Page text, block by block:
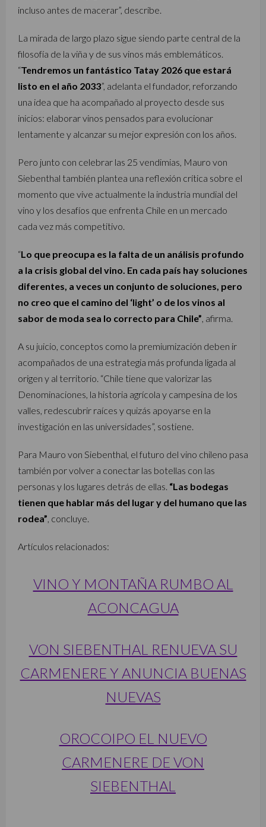
incluso antes de macerar”, describe.
La mirada de largo plazo sigue siendo parte central de la
filosofía de la viña y de sus vinos más emblemáticos.
“Tendremos un fantástico Tatay 2026 que estará
listo en el año 2033”, adelanta el fundador, reforzando
una idea que ha acompañado al proyecto desde sus
inicios: elaborar vinos pensados para evolucionar
lentamente y alcanzar su mejor expresión con los años.
Pero junto con celebrar las 25 vendimias, Mauro von
Siebenthal también plantea una reflexión crítica sobre el
momento que vive actualmente la industria mundial del
vino y los desafíos que enfrenta Chile en un mercado
cada vez más competitivo.
“Lo que preocupa es la falta de un análisis profundo
a la crisis global del vino. En cada país hay soluciones
diferentes, a veces un conjunto de soluciones, pero
no creo que el camino del ‘light’ o de los vinos al
sabor de moda sea lo correcto para Chile” , afirma.
A su juicio, conceptos como la premiumización deben ir
acompañados de una estrategia más profunda ligada al
origen y al territorio. “Chile tiene que valorizar las
Denominaciones, la historia agrícola y campesina de los
valles, redescubrir raíces y quizás apoyarse en la
investigación en las universidades”, sostiene.
Para Mauro von Siebenthal, el futuro del vino chileno pasa
también por volver a conectar las botellas con las
personas y los lugares detrás de ellas. “Las bodegas
tienen que hablar más del lugar y del humano que las
rodea” , concluye.
Artículos relacionados:
VINO Y MONTAÑA RUMBO AL
ACONCAGUA
VON SIEBENTHAL RENUEVA SU
CARMENERE Y ANUNCIA BUENAS
NUEVAS
OROCOIPO EL NUEVO
CARMENERE DE VON
SIEBENTHAL